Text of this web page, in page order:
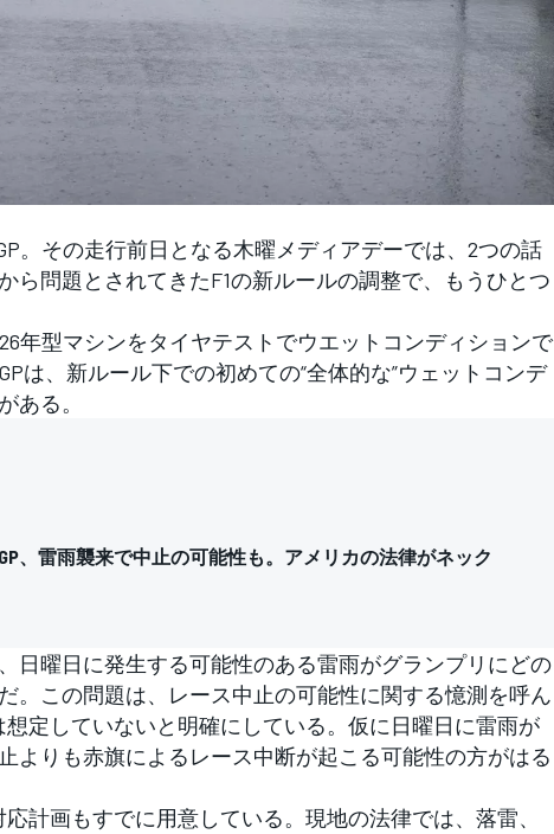
。その走行前日となる木曜メディアデーでは、2つの話
ら問題とされてきたF1の新ルールの調整で、もうひとつ
年型マシンをタイヤテストでウエットコンディションで
は、新ルール下での初めての“全体的な”ウェットコンデ
ある。
、雷雨襲来で中止の可能性も。アメリカの法律がネック
日曜日に発生する可能性のある雷雨がグランプリにどの
。この問題は、レース中止の可能性に関する憶測を呼ん
定していないと明確にしている。仮に日曜日に雷雨が
よりも赤旗によるレース中断が起こる可能性の方がはる
計画もすでに用意している。現地の法律では、落雷、